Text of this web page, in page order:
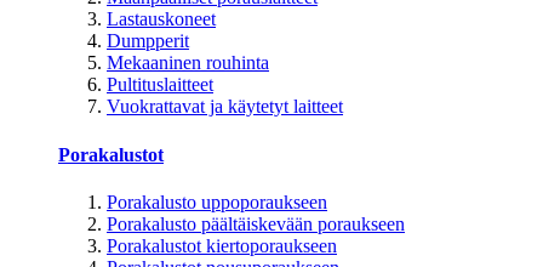
Lastauskoneet
Dumpperit
Mekaaninen rouhinta
Pultituslaitteet
Vuokrattavat ja käytetyt laitteet
Porakalustot
Porakalusto uppoporaukseen
Porakalusto päältäiskevään poraukseen
Porakalustot kiertoporaukseen